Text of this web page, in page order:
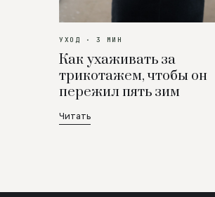
УХОД · 3 МИН
Как ухаживать за
трикотажем, чтобы он
пережил пять зим
Читать